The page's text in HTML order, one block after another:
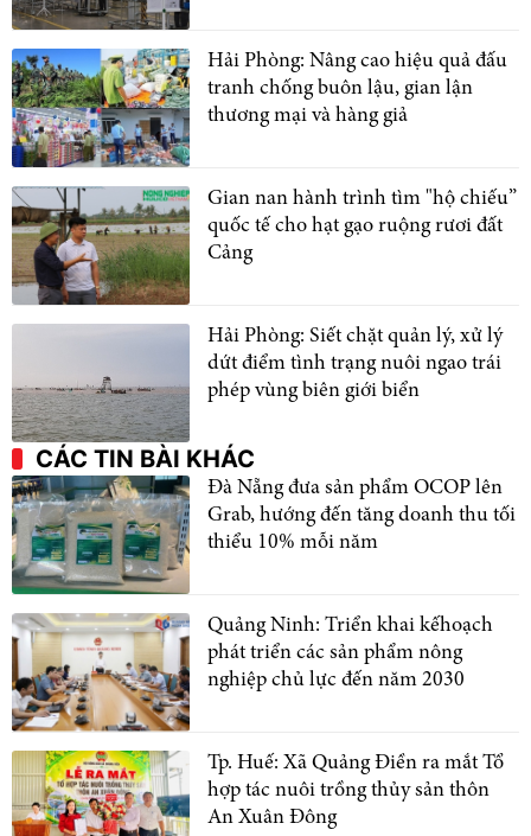
Hải Phòng: Nâng cao hiệu quả đấu
tranh chống buôn lậu, gian lận
thương mại và hàng giả
Gian nan hành trình tìm "hộ chiếu”
quốc tế cho hạt gạo ruộng rươi đất
Cảng
Hải Phòng: Siết chặt quản lý, xử lý
dứt điểm tình trạng nuôi ngao trái
phép vùng biên giới biển
CÁC TIN BÀI KHÁC
Đà Nẵng đưa sản phẩm OCOP lên
Grab, hướng đến tăng doanh thu tối
thiểu 10% mỗi năm
Quảng Ninh: Triển khai kếhoạch
phát triển các sản phẩm nông
nghiệp chủ lực đến năm 2030
Tp. Huế: Xã Quảng Điền ra mắt Tổ
hợp tác nuôi trồng thủy sản thôn
An Xuân Đông